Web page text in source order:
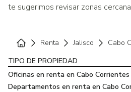
te sugerimos revisar zonas
Renta Jalisco
Cabo
TIPO DE PROPIEDAD
Oficinas en renta en Cabo Corrientes
Departamentos en renta en Cabo